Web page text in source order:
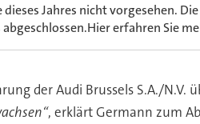
Jahres nicht vorgesehen.
erfahren Sie
der Audi Brussels S.A./N.V.
, erklärt Germann zum